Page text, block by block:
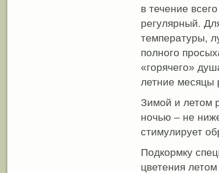
в течение
регулярный.
температуры,
полного
«горячего»
летние месяцы
Зимой и летом
ночью – не
стимулирует
Подкормку
цветения